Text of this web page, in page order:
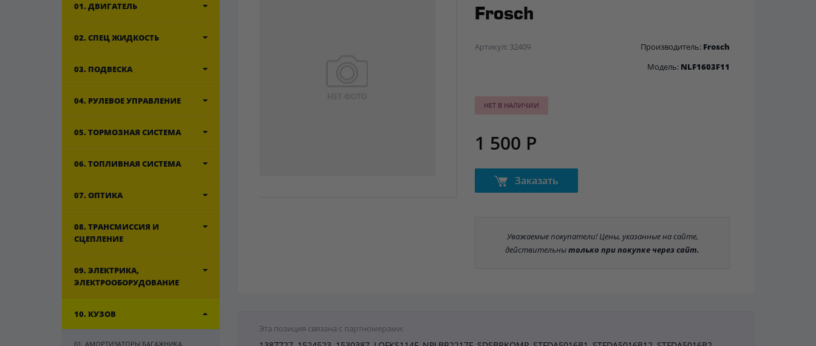
01. ДВИГАТЕЛЬ
02. СПЕЦ ЖИДКОСТЬ
03. ПОДВЕСКА
04. РУЛЕВОЕ УПРАВЛЕНИЕ
05. ТОРМОЗНАЯ СИСТЕМА
06. ТОПЛИВНАЯ СИСТЕМА
07. ОПТИКА
08. ТРАНСМИССИЯ И
СЦЕПЛЕНИЕ
09. ЭЛЕКТРИКА,
ЭЛЕКТРООБОРУДОВАНИЕ
10. КУЗОВ
01. АМОРТИЗАТОРЫ БАГАЖНИКА,
Frosch
Артикул: 32409 Производитель: Frosch
Модель: NLF1603F11
НЕТ В НАЛИЧИИ
1 500 Р
Заказать
Уважаемые покупатели! Цены, указанные на сайте,
действительнытолько при покупке через сайт.
Эта позиция связана с партномерами: